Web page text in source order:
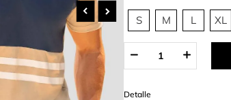
S M L XL
Detalle